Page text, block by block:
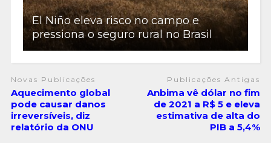
El Niño eleva risco no campo e
pressiona o seguro rural no Brasil
Novas Publicações
Aquecimento global
pode causar danos
irreversíveis, diz
relatório da ONU
Publicações Antigas
Anbima vê dólar no fim
de 2021 a R$ 5 e eleva
estimativa de alta do
PIB a 5,4%